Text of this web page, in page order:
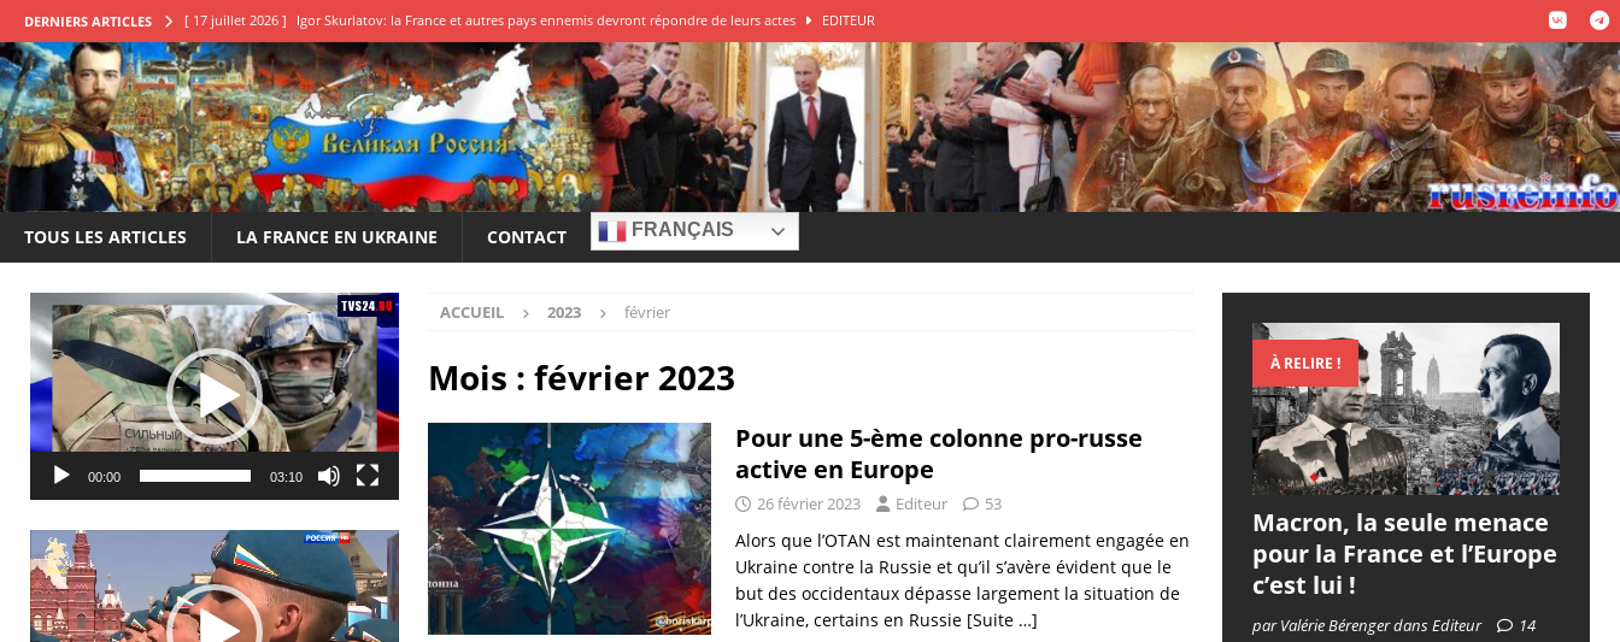
DERNIERS ARTICLES [ 17 juillet 2026 ] Igor Skurlatov: la France et autres pays ennemis devront répondre de leurs actes EDITEUR
[ 11 juillet 2026 ] Qu’attendons-nous pour en finir? EDITEUR
[ 22 juin 2026 ] Le 14 juillet de la honte, une déclaration de guerre à la Russie? EDITEUR
[ 20 mai 2026 ] Élection des conseillers français en Russie – Franck Ferrari EDITEUR
[ 25 juillet 2026 ] Boris Karpov: Il est impératif de frapper à la source des attaques EDITEUR
TOUS LES ARTICLES LA FRANCE EN UKRAINE CONTACT FRANÇAIS
ACCUEIL 2023 février
Mois : février 2023
Pour une 5-ème colonne pro-russe
active en Europe
26 février 2023 Editeur 53
Alors que l’OTAN est maintenant clairement engagée en
Ukraine contre la Russie et qu’il s’avère évident que le
but des occidentaux dépasse largement la situation de
l’Ukraine, certains en Russie [Suite …]
Lecteur
vidéo
00:00 03:10
Lecteur
vidéo
À RELIRE !
Macron, la seule menace
pour la France et l’Europe
c’est lui !
par Valérie Bérenger dans Editeur 14